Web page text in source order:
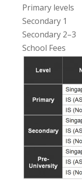
Primary levels
Secondary 1
Secondary
School Fees